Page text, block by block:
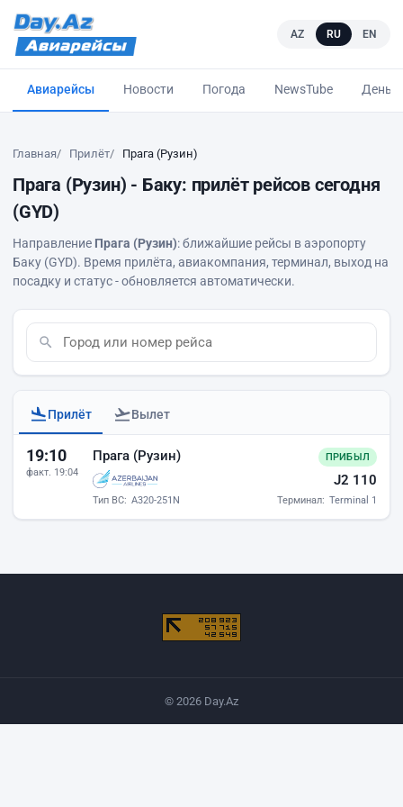
AZ RU EN
Авиарейсы Новости Погода NewsTube
Главная Прилёт Прага (Рузин)
Прага (Рузин) - Баку: прилёт рейсов сегодня
(GYD)
Направление Прага (Рузин): ближайшие рейсы в аэропорту
Баку (GYD). Время прилёта, авиакомпания, терминал, выход на
посадку и статус - обновляется автоматически.
Прилёт Вылет
Прилёты аэропорта Баку
19:10
факт. 19:04
Прага (Рузин)
J2 110
Тип ВС: A320-251N Терминал: Terminal 1
ПРИБЫЛ
© 2026 Day.Az